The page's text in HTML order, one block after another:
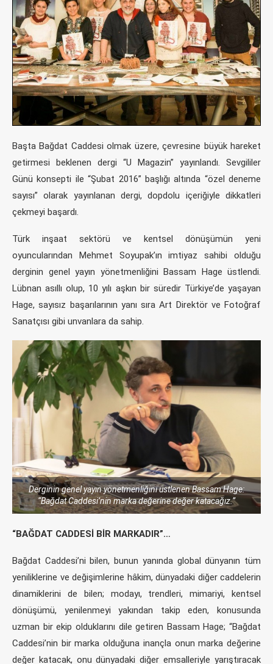
Başta Bağdat Caddesi olmak üzere, çevresine büyük hareket
getirmesi beklenen dergi “U Magazin” yayınlandı. Sevgililer
Günü konsepti ile “Şubat 2016” başlığı altında “özel deneme
sayısı” olarak yayınlanan dergi, dopdolu içeriğiyle dikkatleri
çekmeyi başardı.
Türk inşaat sektörü ve kentsel dönüşümün yeni
oyuncularından Mehmet Soyupak’ın imtiyaz sahibi olduğu
derginin genel yayın yönetmenliğini Bassam Hage üstlendi.
Lübnan asıllı olup, 10 yılı aşkın bir süredir Türkiye’de yaşayan
Hage, sayısız başarılarının yanı sıra Art Direktör ve Fotoğraf
Sanatçısı gibi unvanlara da sahip.
Derginin genel yayın yönetmenliğini üstlenen Bassam Hage:
“Bağdat Caddesi’nin marka değerine değer katacağız.”
“BAĞDAT CADDESİ BİR MARKADIR”…
Bağdat Caddesi’ni bilen, bunun yanında global dünyanın tüm
yeniliklerine ve değişimlerine hâkim, dünyadaki diğer caddelerin
dinamiklerini de bilen; modayı, trendleri, mimariyi, kentsel
dönüşümü, yenilenmeyi yakından takip eden, konusunda
uzman bir ekip olduklarını dile getiren Bassam Hage; “Bağdat
Caddesi’nin bir marka olduğuna inançla onun marka değerine
değer katacak, onu dünyadaki diğer emsalleriyle yarıştıracak